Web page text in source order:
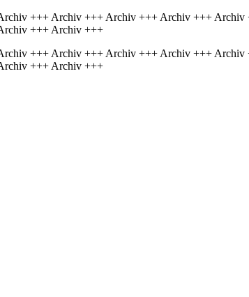
+++ Archiv +++ Archiv +++ Archiv +++
+++ Archiv +++
+++ Archiv +++ Archiv +++ Archiv +++
+++ Archiv +++